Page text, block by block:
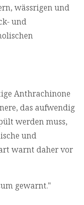
wässrigen und
und
Anthrachinone
das aufwendig
werden muss,
und
warnt daher vor
gewarnt."